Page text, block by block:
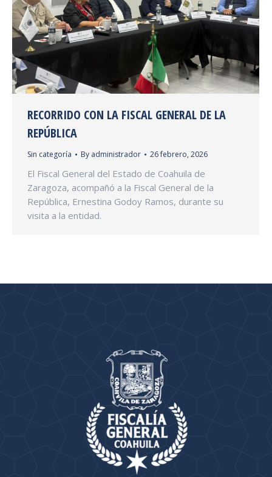
RECORRIDO CON LA FISCAL GENERAL DE LA
REPÚBLICA
Sin categoría By administrador 26 febrero, 2026
El Fiscal General del Estado de Coahuila de
Zaragoza, acompañó a la Fiscal General de la
República, Ernestina Godoy Ramos, durante su
visita a la entidad.